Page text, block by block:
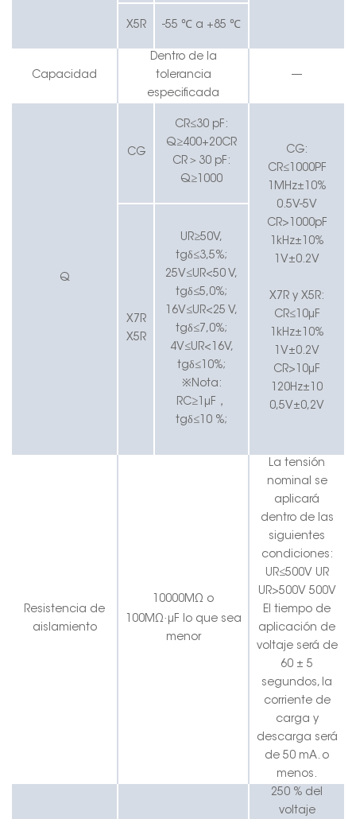
X5R -55 ℃ a +85 ℃
Capacidad
Dentro de la
tolerancia
especificada
—
Q
CG
CR≤30 pF:
Q≥400+20CR
CR ＞ 30 pF:
Q≥1000
CG:
CR≤1000PF
1MHz±10%
0.5V-5V
CR>1000pF
1kHz±10%
1V±0.2V
X7R y X5R:
CR≤10μF
1kHz±10%
1V±0.2V
CR>10μF
120Hz±10
0,5V±0,2V
X7R
X5R
UR≥50V,
tgδ≤3,5%;
25V≤UR<50 V,
tgδ≤5,0%;
16V≤UR<25 V,
tgδ≤7,0%;
4V≤UR<16V,
tgδ≤10%;
※Nota:
RC≥1μF ，
tgδ≤10 %;
Resistencia de
aislamiento
10000MΩ o
100MΩ· μF lo que sea
menor
La tensión
nominal se
aplicará
dentro de las
siguientes
condiciones:
UR≤500V UR
UR>500V 500V
El tiempo de
aplicación de
voltaje será de
60 ± 5
segundos, la
corriente de
carga y
descarga será
de 50 mA.o
menos .
250 % del
voltaje